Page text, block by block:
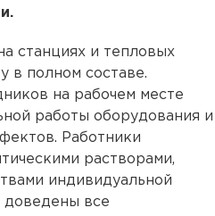
станциях и тепловых
в полном составе.
на рабочем месте
работы оборудования и
Работники
растворами,
индивидуальной
доведены все